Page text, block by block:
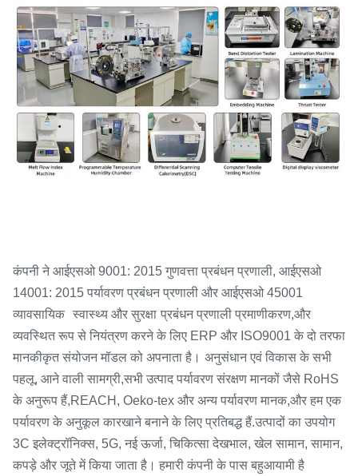
कंपनी ने आईएसओ 9001: 2015 गुणवत्ता प्रबंधन प्रणाली, आईएसओ
14001: 2015 पर्यावरण प्रबंधन प्रणाली और आईएसओ 45001
व्यावसायिक स्वास्थ्य और सुरक्षा प्रबंधन प्रणाली प्रमाणीकरण,और
व्यवस्थित रूप से नियंत्रण करने के लिए ERP और ISO9001 के दो तरफा
मानकीकृत संयोजन मॉडल को अपनाता है। अनुसंधान एवं विकास के सभी
पहलू, आने वाली सामग्री,सभी उत्पाद पर्यावरण संरक्षण मानकों जैसे RoHS
के अनुरूप हैं,REACH, Oeko-tex और अन्य पर्यावरण मानक,और हम एक
पर्यावरण के अनुकूल कारखाने बनाने के लिए प्रतिबद्ध हैं.उत्पादों का उपयोग
3C इलेक्ट्रॉनिक्स, 5G, नई ऊर्जा, चिकित्सा देखभाल, खेल सामान, सामान,
कपड़े और जूते में किया जाता है। हमारी कंपनी के पास बहुआयामी है